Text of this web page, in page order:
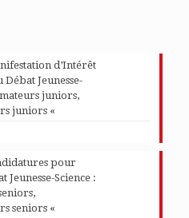
d’Intérêt
Jeunesse-
juniors,
juniors «
pour
Science :
seniors «